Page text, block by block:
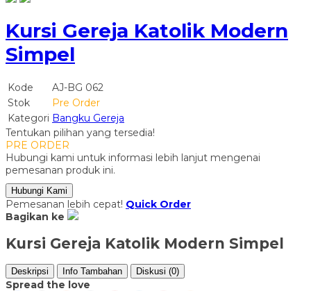
Kursi Gereja Katolik Modern
Simpel
Kode
AJ-BG 062
Stok
Pre Order
Kategori Bangku Gereja
Tentukan pilihan yang tersedia!
PRE ORDER
Hubungi kami untuk informasi lebih lanjut mengenai
pemesanan produk ini.
Hubungi Kami
Pemesanan lebih cepat! Quick Order
Bagikan ke
Kursi Gereja Katolik Modern Simpel
Deskripsi Info Tambahan Diskusi (0)
Spread the love